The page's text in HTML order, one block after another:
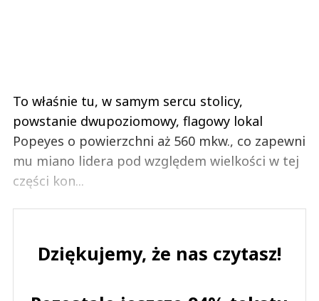
To właśnie tu, w samym sercu stolicy,
powstanie dwupoziomowy, flagowy lokal
Popeyes o powierzchni aż 560 mkw., co zapewni
mu miano lidera pod względem wielkości w tej
części kon...
Dziękujemy, że nas czytasz!